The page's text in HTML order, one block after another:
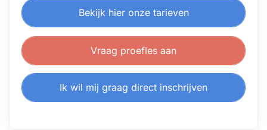
Bekijk hier onze tarieven
Vraag proefles aan
Ik wil mij graag direct inschrijven